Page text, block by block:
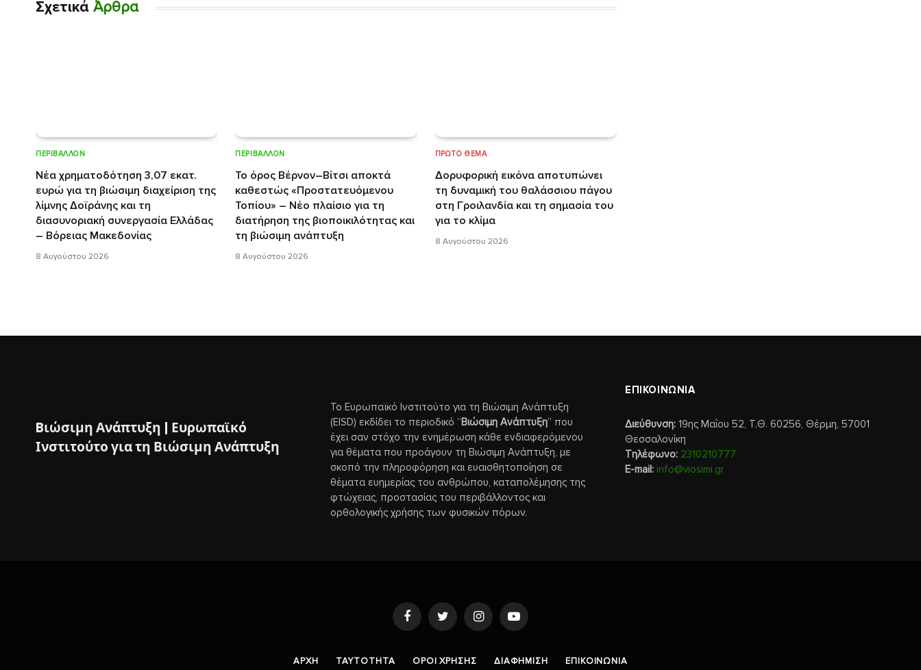
Σχετικά Άρθρα
ΠΕΡΙΒΆΛΛΟΝ
Νέα χρηματοδότηση 3,07 εκατ.
ευρώ για τη βιώσιμη διαχείριση της
λίμνης Δοϊράνης και τη
διασυνοριακή συνεργασία Ελλάδας
– Βόρειας Μακεδονίας
8 Αυγούστου 2026
ΠΕΡΙΒΆΛΛΟΝ
Το όρος Βέρνον–Βίτσι αποκτά
καθεστώς «Προστατευόμενου
Τοπίου» – Νέο πλαίσιο για τη
διατήρηση της βιοποικιλότητας και
τη βιώσιμη ανάπτυξη
8 Αυγούστου 2026
ΠΡΏΤΟ ΘΈΜΑ
Δορυφορική εικόνα αποτυπώνει
τη δυναμική του θαλάσσιου πάγου
στη Γροιλανδία και τη σημασία του
για το κλίμα
8 Αυγούστου 2026
Bιώσιμη Ανάπτυξη | Ευρωπαϊκό
Ινστιτούτο για τη Βιώσιμη Ανάπτυξη
Το Ευρωπαϊκό Ινστιτούτο για τη Βιώσιμη Ανάπτυξη
(EISD) εκδίδει το περιοδικό “Βιώσιμη Ανάπτυξη” που
έχει σαν στόχο την ενημέρωση κάθε ενδιαφερόμενου
για θέματα που προάγουν τη Βιώσιμη Ανάπτυξη, με
σκοπό την πληροφόρηση και ευαισθητοποίηση σε
θέματα ευημερίας του ανθρώπου, καταπολέμησης της
φτώχειας, προστασίας του περιβάλλοντος και
ορθολογικής χρήσης των φυσικών πόρων.
ΕΠΙΚΟΙΝΩΝΙΑ
Διεύθυνση: 19ης Μαΐου 52, Τ.Θ. 60256, Θέρμη, 57001
Θεσσαλονίκη
Τηλέφωνο: 2310210777
E-mail: info@viosimi.gr
FacebookTwitter InstagramYouTube
AΡΧΉ ΤΑΥΤΌΤΗΤΑ ΌΡΟΙ ΧΡΉΣΗΣ ΔΙΑΦΉΜΙΣΗ ΕΠΙΚΟΙΝΩΝΊΑ